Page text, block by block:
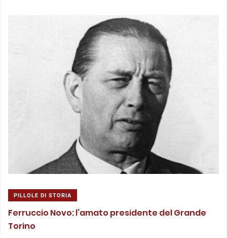
PILLOLE DI STORIA
Ferruccio Novo: l’amato presidente del Grande
Torino